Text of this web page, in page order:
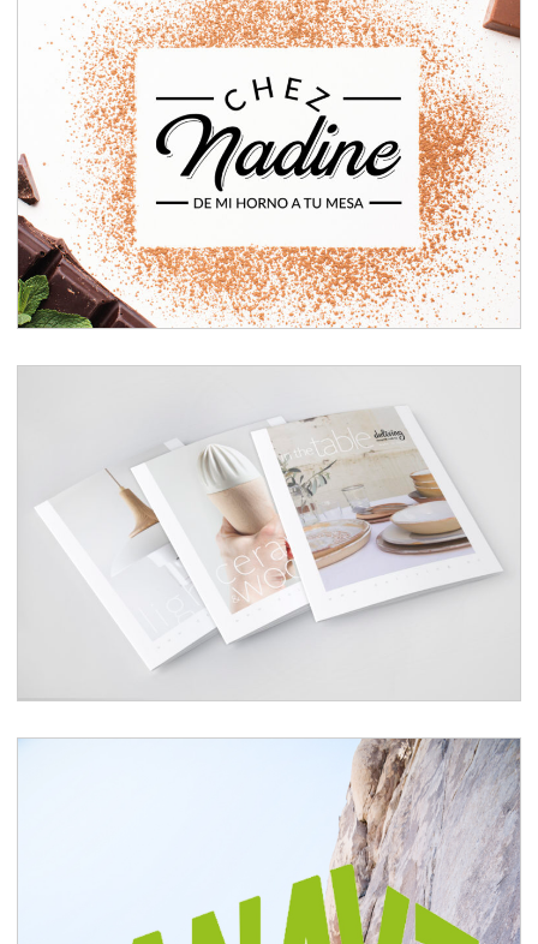
Rebranding: CHEZ NADINE
Catálogos de producto Deliving